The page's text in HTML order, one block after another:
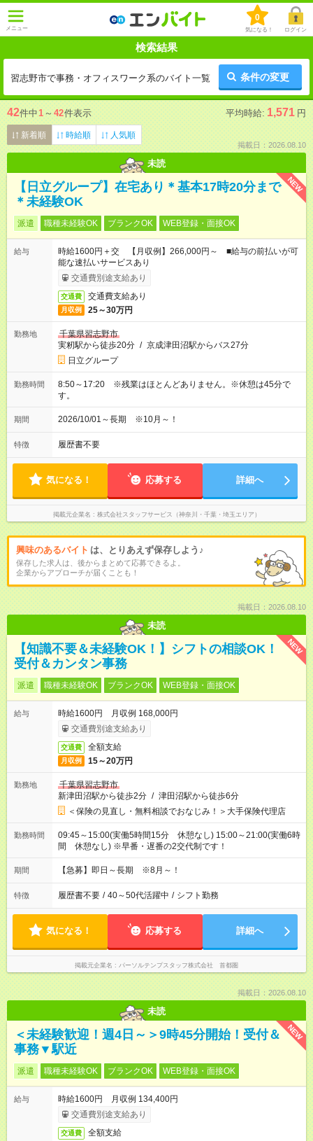
メニュー
0
気になる！ ログイン
検索結果
習志野市で事務・オフィスワーク系のバイト一覧 条件の変更
42件中1 ～ 42件表示 平均時給: 1,571 円
新着順 時給順 人気順
掲載日：2026.08.10
未読
NEW
【日立グループ】在宅あり＊基本17時20分まで
＊未経験OK
派遣 職種未経験OK ブランクOK WEB登録・面接OK
給与
時給1600円＋交 【月収例】266,000円～ ■給与の前払いが可
能な速払いサービスあり
交通費別途支給あり
交通費 交通費支給あり
月収例 25～30万円
勤務地
千葉県習志野市
実籾駅から徒歩20分 / 京成津田沼駅からバス27分
日立グループ
勤務時間
8:50～17:20 ※残業はほとんどありません。※休憩は45分で
す。
期間 2026/10/01～長期 ※10月～！
特徴 履歴書不要
気になる！ 応募する 詳細へ
掲載元企業名 株式会社スタッフサービス（神奈川・千葉・埼玉エリア）
興味のあるバイト は、とりあえず保存しよう♪
保存した求人は、後からまとめて応募できるよ。
企業からアプローチが届くことも！
掲載日：2026.08.10
未読
NEW
【知識不要＆未経験OK！】シフトの相談OK！
受付＆カンタン事務
派遣 職種未経験OK ブランクOK WEB登録・面接OK
給与
時給1600円 月収例 168,000円
交通費別途支給あり
交通費 全額支給
月収例 15～20万円
勤務地
千葉県習志野市
新津田沼駅から徒歩2分 / 津田沼駅から徒歩6分
＜保険の見直し・無料相談でおなじみ！＞大手保険代理店
勤務時間
09:45～15:00(実働5時間15分 休憩なし) 15:00～21:00(実働6時
間 休憩なし) ※早番・遅番の2交代制です！
期間 【急募】即日～長期 ※8月～！
特徴 履歴書不要 / 40～50代活躍中 / シフト勤務
気になる！ 応募する 詳細へ
掲載元企業名 パーソルテンプスタッフ株式会社 首都圏
掲載日：2026.08.10
未読
NEW
＜未経験歓迎！週4日～＞9時45分開始！受付＆
事務▼駅近
派遣 職種未経験OK ブランクOK WEB登録・面接OK
給与
時給1600円 月収例 134,400円
交通費別途支給あり
交通費 全額支給